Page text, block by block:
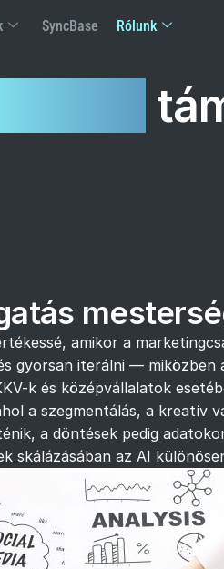
SyncBase Rólunk
amikor a
gyorsan iterálni —
k és középvállalatok
a szegmentálás, a kreatív
a döntések pedig
skálázásában az AI